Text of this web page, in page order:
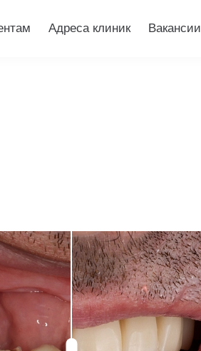
Адреса клиник Вакансии